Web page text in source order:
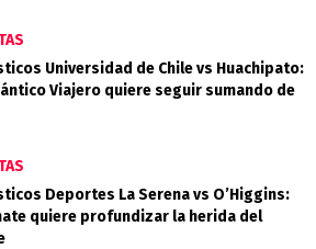
Universidad de Chile vs Huachipato:
Viajero quiere seguir sumando de
Deportes La Serena vs O’Higgins:
quiere profundizar la herida del